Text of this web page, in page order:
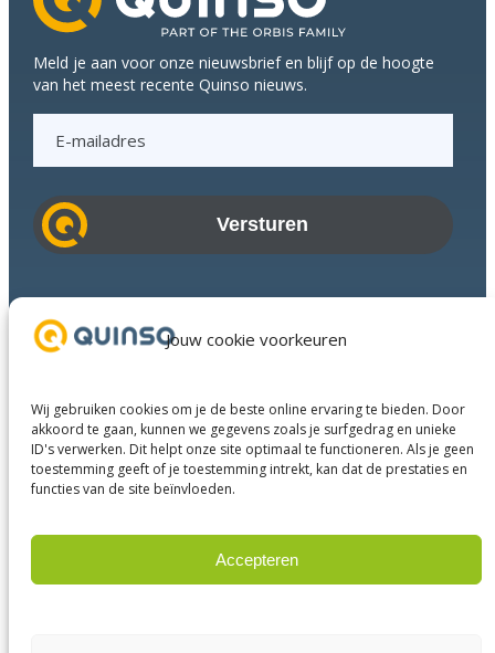
Jouw cookie voorkeuren
Wij gebruiken cookies om je de beste online ervaring te bieden. Door
akkoord te gaan, kunnen we gegevens zoals je surfgedrag en unieke
ID's verwerken. Dit helpt onze site optimaal te functioneren. Als je geen
toestemming geeft of je toestemming intrekt, kan dat de prestaties en
functies van de site beïnvloeden.
Accepteren
tijdens
Q-
meeting
Meld je aan voor onze nieuwsbrief en blijf op de hoogte
van het meest recente Quinso nieuws.
a
i
a
d
r
s
Succesverhalen
Over ons
Businesspartners
Contact
LinkedInInstagramFacebook YouTube